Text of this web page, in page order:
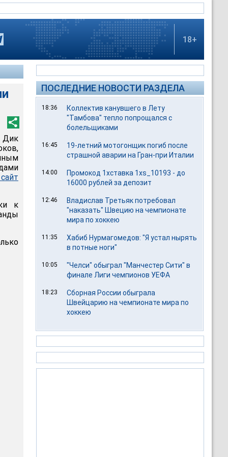
18+
Дик
к
ПОСЛЕДНИЕ НОВОСТИ РАЗДЕЛА
18:36
Коллектив канувшего в Лету
"Тамбова" тепло попрощался с
болельщиками
16:45
19-летний мотогонщик погиб после
страшной аварии на Гран-при Италии
14:00
Промокод 1хставка 1xs_10193 - до
16000 рублей за депозит
12:46
Владислав Третьяк потребовал
"наказать" Швецию на чемпионате
мира по хоккею
11:35
Хабиб Нурмагомедов: "Я устал нырять
в потные ноги"
10:05
"Челси" обыграл "Манчестер Сити" в
финале Лиги чемпионов УЕФА
18:23
Сборная России обыграла
Швейцарию на чемпионате мира по
хоккею